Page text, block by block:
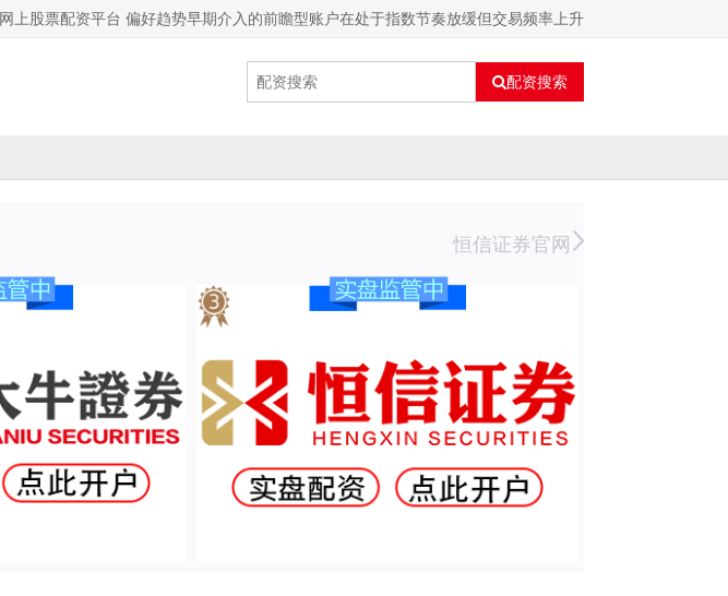
网上股票配资平台 偏好趋势早期介入的前瞻型账户在处于指数节奏放缓但交易频率上升
配资搜索
恒信证券官网